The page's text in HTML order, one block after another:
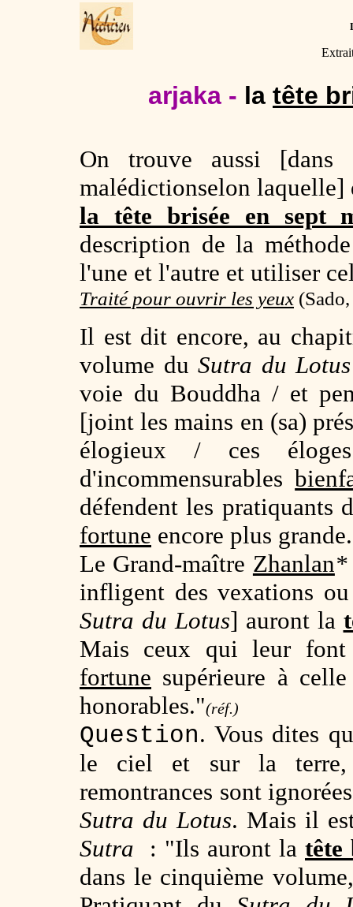
arjaka - la tête
On trouve aussi
malédictionselon
la tête brisée en sept
description de la
l'une et l'autre et utiliser
Traité pour ouvrir les yeux
Il est dit encore, au
volume duSutra du
voie du Bouddha / et
[joint les mains en (sa)
élogieux / ces
d'incommensurables
défendent les pratiquants
fortune encore plus
Le Grand-maître Zhanlan*
infligent des vexations
Sutra du Lotus] auront la
Mais ceux qui leur
fortune supérieure à
honorables."(réf.)
Question. Vous dites
le ciel et sur la terre,
remontrances sont
Sutra du Lotus. Mais il
Sutra : "Ils auront la tête
dans le cinquième